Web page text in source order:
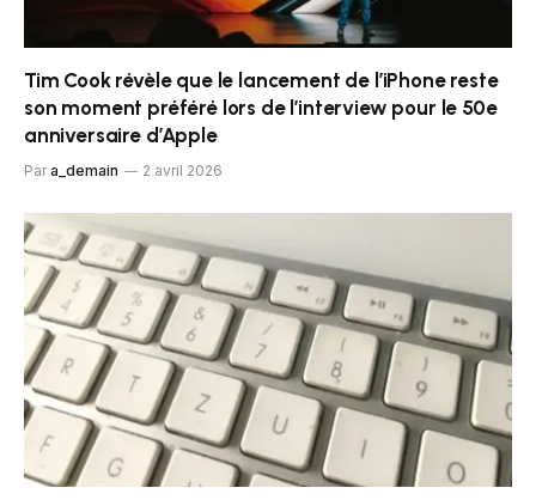
Tim Cook révèle que le lancement de l’iPhone reste
son moment préféré lors de l’interview pour le 50e
anniversaire d’Apple
Par a_demain 2 avril 2026